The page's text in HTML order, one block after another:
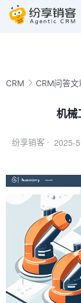
CRM CRM问答文
机械
纷享销客 · 2025-